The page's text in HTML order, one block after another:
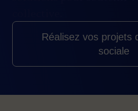
Réalisez vos projets
sociale